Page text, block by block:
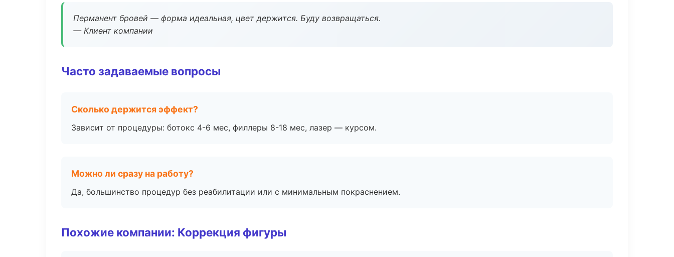
Перманент бровей — форма идеальная, цвет держится. Буду возвращаться.
— Клиент компании
Часто задаваемые вопросы
Сколько держится эффект?
Зависит от процедуры: ботокс 4-6 мес, филлеры 8-18 мес, лазер — курсом.
Можно ли сразу на работу?
Да, большинство процедур без реабилитации или с минимальным покраснением.
Похожие компании: Коррекция фигуры